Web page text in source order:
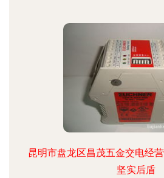
昆明市盘龙区昌茂五金交电经
坚实后盾